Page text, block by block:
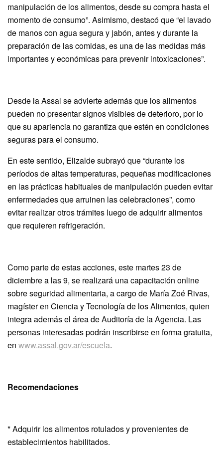
manipulación de los alimentos, desde su compra hasta el
momento de consumo”. Asimismo, destacó que “el lavado
de manos con agua segura y jabón, antes y durante la
preparación de las comidas, es una de las medidas más
importantes y económicas para prevenir intoxicaciones”.
Desde la Assal se advierte además que los alimentos
pueden no presentar signos visibles de deterioro, por lo
que su apariencia no garantiza que estén en condiciones
seguras para el consumo.
En este sentido, Elizalde subrayó que “durante los
períodos de altas temperaturas, pequeñas modificaciones
en las prácticas habituales de manipulación pueden evitar
enfermedades que arruinen las celebraciones”, como
evitar realizar otros trámites luego de adquirir alimentos
que requieren refrigeración.
Como parte de estas acciones, este martes 23 de
diciembre a las 9, se realizará una capacitación online
sobre seguridad alimentaria, a cargo de María Zoé Rivas,
magíster en Ciencia y Tecnología de los Alimentos, quien
integra además el área de Auditoría de la Agencia. Las
personas interesadas podrán inscribirse en forma gratuita,
en www.assal.gov.ar/escuela.
Recomendaciones
* Adquirir los alimentos rotulados y provenientes de
establecimientos habilitados.